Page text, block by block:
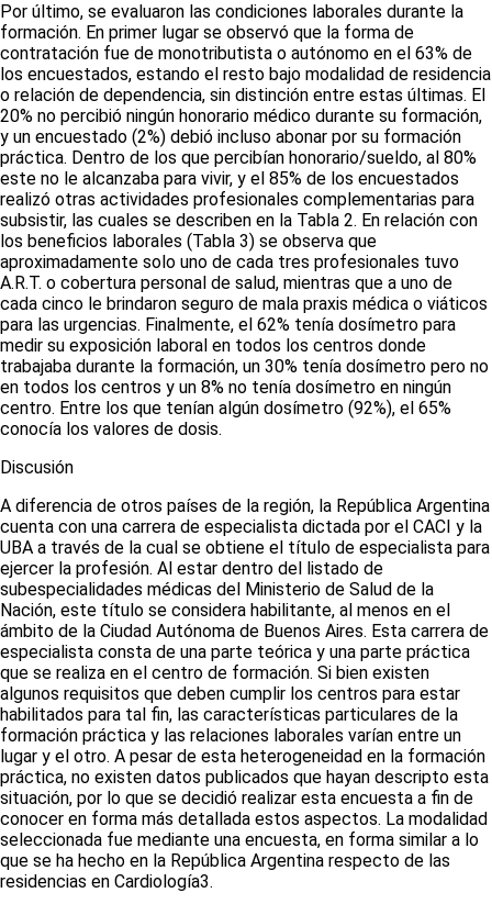
Por último, se evaluaron las condiciones laborales durante la
formación. En primer lugar se observó que la forma de
contratación fue de monotributista o autónomo en el 63% de
los encuestados, estando el resto bajo modalidad de residencia
o relación de dependencia, sin distinción entre estas últimas. El
20% no percibió ningún honorario médico durante su formación,
y un encuestado (2%) debió incluso abonar por su formación
práctica. Dentro de los que percibían honorario/sueldo, al 80%
este no le alcanzaba para vivir, y el 85% de los encuestados
realizó otras actividades profesionales complementarias para
subsistir, las cuales se describen en la Tabla 2. En relación con
los beneficios laborales (Tabla 3) se observa que
aproximadamente solo uno de cada tres profesionales tuvo
A.R.T. o cobertura personal de salud, mientras que a uno de
cada cinco le brindaron seguro de mala praxis médica o viáticos
para las urgencias. Finalmente, el 62% tenía dosímetro para
medir su exposición laboral en todos los centros donde
trabajaba durante la formación, un 30% tenía dosímetro pero no
en todos los centros y un 8% no tenía dosímetro en ningún
centro. Entre los que tenían algún dosímetro (92%), el 65%
conocía los valores de dosis.
Discusión
A diferencia de otros países de la región, la República Argentina
cuenta con una carrera de especialista dictada por el CACI y la
UBA a través de la cual se obtiene el título de especialista para
ejercer la profesión. Al estar dentro del listado de
subespecialidades médicas del Ministerio de Salud de la
Nación, este título se considera habilitante, al menos en el
ámbito de la Ciudad Autónoma de Buenos Aires. Esta carrera de
especialista consta de una parte teórica y una parte práctica
que se realiza en el centro de formación. Si bien existen
algunos requisitos que deben cumplir los centros para estar
habilitados para tal fin, las características particulares de la
formación práctica y las relaciones laborales varían entre un
lugar y el otro. A pesar de esta heterogeneidad en la formación
práctica, no existen datos publicados que hayan descripto esta
situación, por lo que se decidió realizar esta encuesta a fin de
conocer en forma más detallada estos aspectos. La modalidad
seleccionada fue mediante una encuesta, en forma similar a lo
que se ha hecho en la República Argentina respecto de las
residencias en Cardiología3.